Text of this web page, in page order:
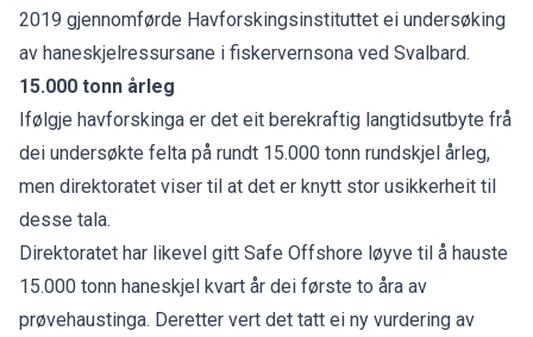
2019 gjennomførde Havforskingsinstituttet ei undersøking
av haneskjelressursane i fiskervernsona ved Svalbard.
15.000 tonn årleg
Ifølgje havforskinga er det eit berekraftig langtidsutbyte frå
dei undersøkte felta på rundt 15.000 tonn rundskjel årleg,
men direktoratet viser til at det er knytt stor usikkerheit til
desse tala.
Direktoratet har likevel gitt Safe Offshore løyve til å hauste
15.000 tonn haneskjel kvart år dei første to åra av
prøvehaustinga. Deretter vert det tatt ei ny vurdering av